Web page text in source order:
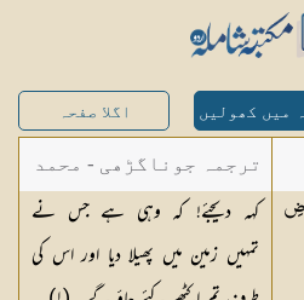
میں کھولیں اگلا صفحہ
ترجمہ جوناگڑھی - محمد
جونا گڑھی
کہہ دیجئے! کہ وہی ہے جس نے
تمہیں زمین میں پھیلا دیا اور اس کی